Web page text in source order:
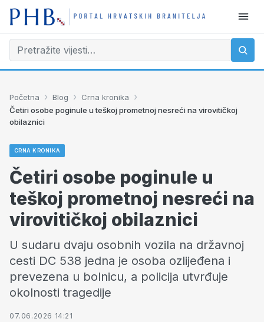
Početna › Blog › Crna kronika ›
Četiri osobe poginule u teškoj prometnoj nesreći na virovitičkoj
obilaznici
CRNA KRONIKA
Četiri osobe poginule u
teškoj prometnoj nesreći na
virovitičkoj obilaznici
U sudaru dvaju osobnih vozila na državnoj
cesti DC 538 jedna je osoba ozlijeđena i
prevezena u bolnicu, a policija utvrđuje
okolnosti tragedije
07.06.2026 14:21